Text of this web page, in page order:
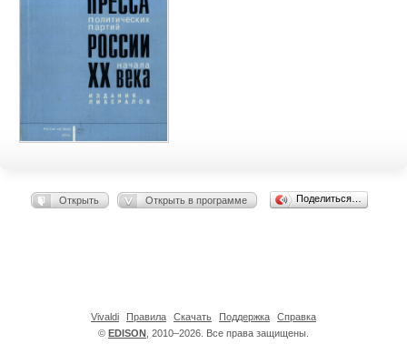
Открыть Открыть в программе Поделиться…
© EDISON , 2010–2026. Все права защищены.
Vivaldi Правила Скачать Поддержка Справка